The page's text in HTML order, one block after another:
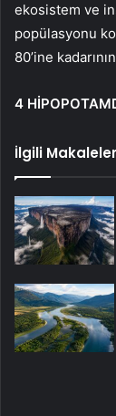
ekosistem ve
popülasyonu
80’ine
4
İlgili Makaleler